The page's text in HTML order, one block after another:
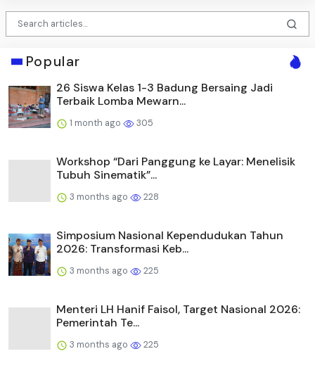
Popular
26 Siswa Kelas 1-3 Badung Bersaing Jadi
Terbaik Lomba Mewarn...
1 month ago 305
Workshop “Dari Panggung ke Layar: Menelisik
Tubuh Sinematik”...
3 months ago 228
Simposium Nasional Kependudukan Tahun
2026: Transformasi Keb...
3 months ago 225
Menteri LH Hanif Faisol, Target Nasional 2026:
Pemerintah Te...
3 months ago 225